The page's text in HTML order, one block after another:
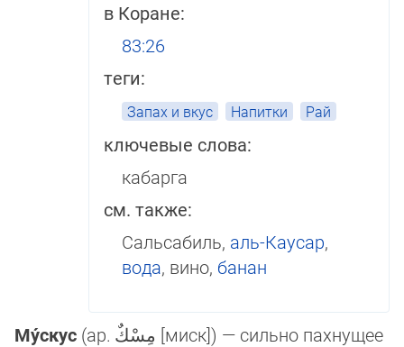
в Коране:
83:26
теги:
Запах и вкус Напитки Рай
ключевые слова:
кабарга
см. также:
Сальсабиль, аль-Каусар,
вода, вино, банан
Му́скус (ар. مِسْكٌ [миск]‎) — сильно пахнущее